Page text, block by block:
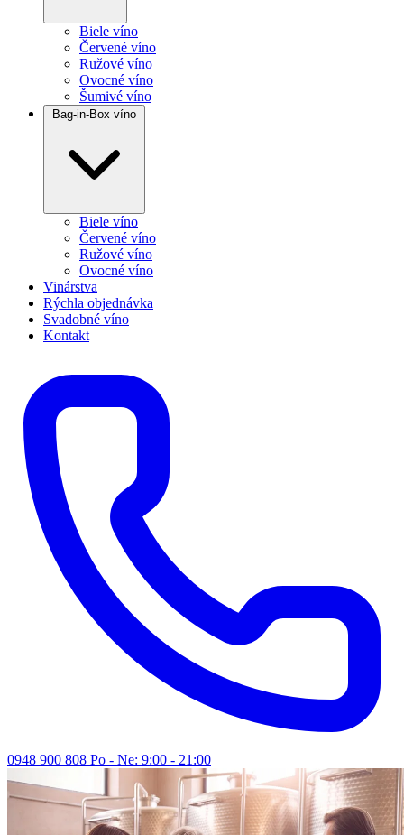
Biele víno
Červené víno
Ružové víno
Ovocné víno
Šumivé víno
Bag-in-Box víno
Biele víno
Červené víno
Ružové víno
Ovocné víno
Vinárstva
Rýchla objednávka
Svadobné víno
Kontakt
0948 900 808 Po - Ne: 9:00 - 21:00